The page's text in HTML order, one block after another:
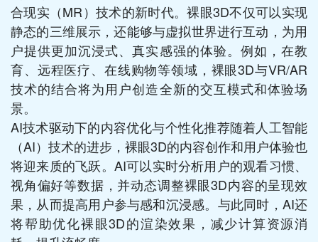
合现实（MR）技术的新时代。裸眼3D不仅可以实现
静态的三维展示，还能够与虚拟世界进行互动，为用
户提供更加沉浸式、真实感强的体验。例如，在教
育、远程医疗、在线购物等领域，裸眼3D与VR/AR
技术的结合将为用户创造全新的交互模式和体验场
景。
AI技术驱动下的内容优化与个性化推荐随着人工智能
（AI）技术的进步，裸眼3D的内容创作和用户体验也
将迎来质的飞跃。AI可以实时分析用户的观看习惯、
视角偏好等数据，并动态调整裸眼3D内容的呈现效
果，从而提高用户参与感和沉浸感。与此同时，AI还
将帮助优化裸眼3D的渲染效果，减少计算资源消